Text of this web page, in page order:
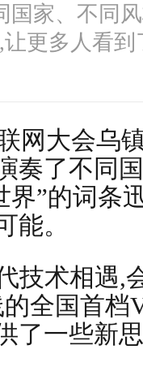
国家、不同
更多人看
网大会乌
奏了不同
界”的词条
能。
技术相遇,
全国首
了一些新